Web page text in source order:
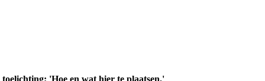
toelichting: 'Hoe en wat hier te plaatsen.'